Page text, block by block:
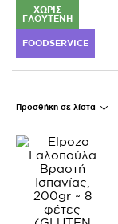
ΧΩΡΊΣ
ΓΛΟΥΤΈΝΗ
FOODSERVICE
Προσθήκη σε λίστα